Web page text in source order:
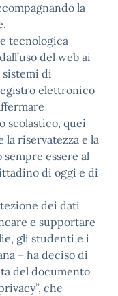
la
tecnologica
del web ai
di
elettronico
scolastico, quei
riservatezza e la
essere al
di oggi e di
dei dati
e supportare
gli studenti e i
– ha deciso di
del documento
che